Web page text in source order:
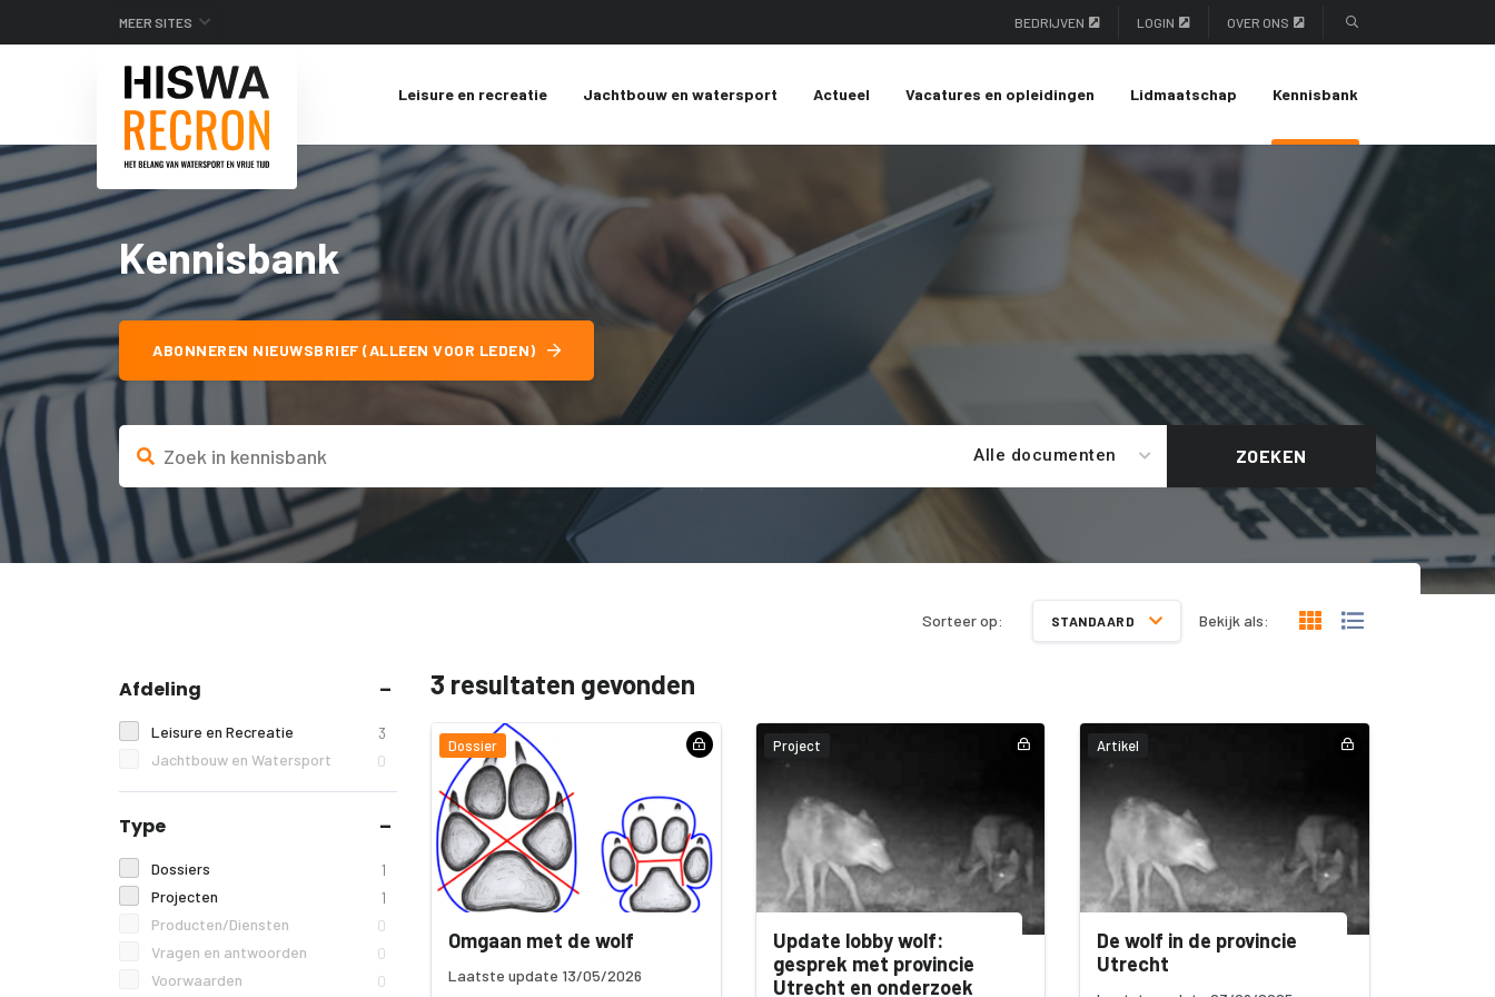
MEER SITES BEDRIJVEN LOGIN OVER ONS
Leisure en recreatie Jachtbouw en watersport Actueel Vacatures en opleidingen Lidmaatschap Kennisbank
Kennisbank
ABONNEREN NIEUWSBRIEF (ALLEEN VOOR LEDEN)
Alle documenten ZOEKEN
Sorteer op: STANDAARD Bekijk als:
Afdeling
Leisure en Recreatie 3
Jachtbouw en Watersport 0
Type
Dossiers 1
Projecten 1
Producten/Diensten 0
Vragen en antwoorden 0
Voorwaarden 0
3 resultaten gevonden
Dossier
Omgaan met de wolf
Laatste update 13/05/2026
Project
Update lobby wolf:
gesprek met provincie
Utrecht en onderzoek
Artikel
De wolf in de provincie
Utrecht